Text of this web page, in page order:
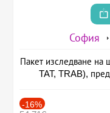
София
Пакет изследване на
TAT, TRAB),
-16%